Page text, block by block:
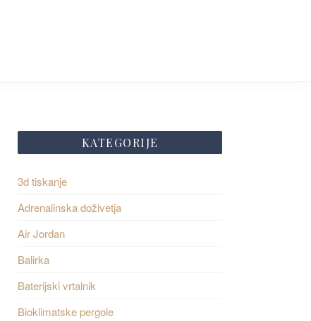
KATEGORIJE
3d tiskanje
Adrenalinska doživetja
Air Jordan
Balirka
Baterijski vrtalnik
Bioklimatske pergole